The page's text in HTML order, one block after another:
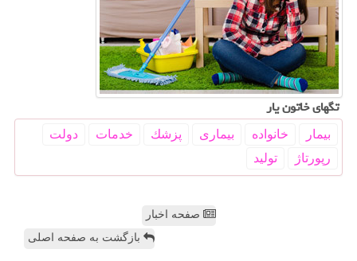
تگهای خاتون یار
بیمار خانواده بیماری پزشك خدمات
دولت
رپورتاژ
تولید
صفحه اخبار
بازگشت به صفحه اصلی